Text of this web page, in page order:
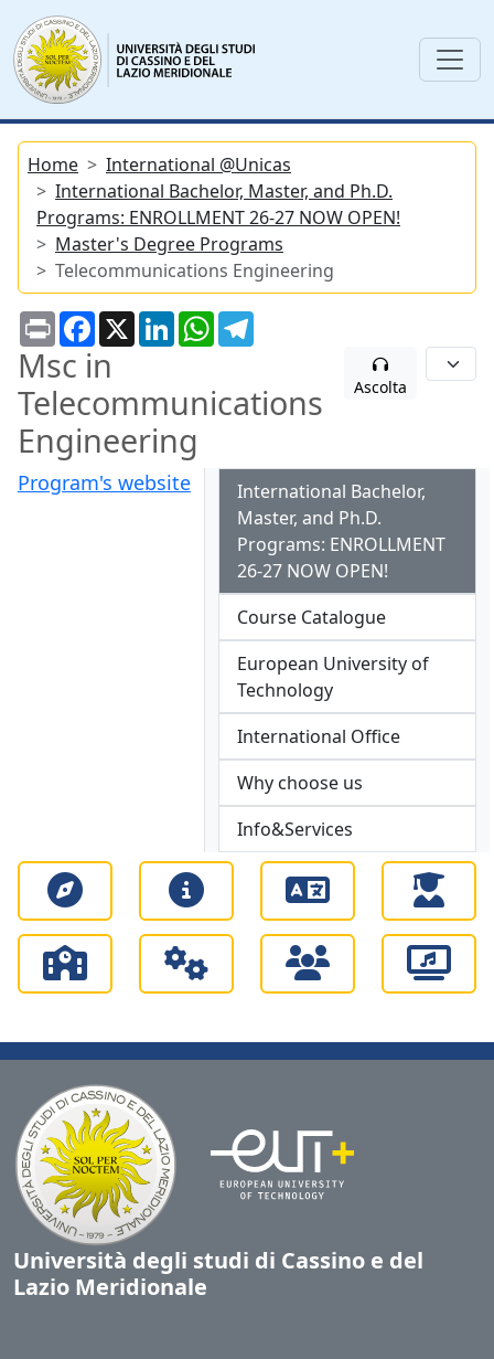
Home
International @Unicas
International Bachelor, Master, and Ph.D.
Programs: ENROLLMENT 26-27 NOW OPEN!
Master's Degree Programs
Telecommunications Engineering
PrintFacebook
X LinkedInWhatsApp
Msc in
Telecommunications
Engineering
Ascolta
Program's website
International Bachelor,
Master, and Ph.D.
Programs: ENROLLMENT
26-27 NOW OPEN!
Course Catalogue
European University of
Technology
International Office
Why choose us
Info&Services
Università degli studi di Cassino e del
Lazio Meridionale